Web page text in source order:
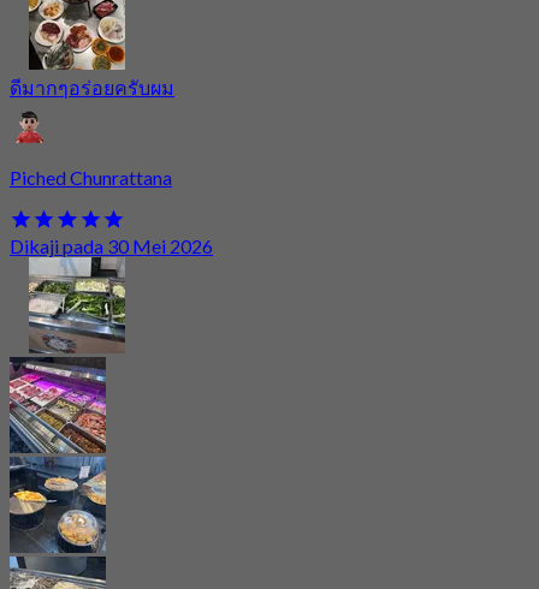
ดีมากๆอร่อยครับผม
Piched Chunrattana
Dikaji pada 30 Mei 2026